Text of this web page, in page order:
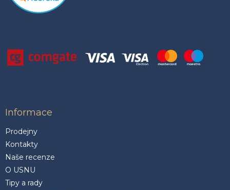
Informace
Prodejny
Kontakty
Naše recenze
O USNU
Tipy a rady